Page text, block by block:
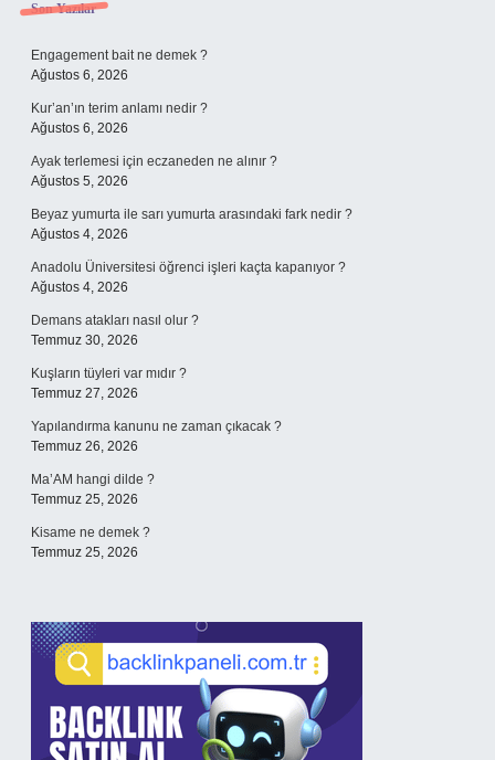
Sidebar
Son Yazılar
Engagement bait ne demek ?
Ağustos 6, 2026
Kur’an’ın terim anlamı nedir ?
Ağustos 6, 2026
Ayak terlemesi için eczaneden ne alınır ?
Ağustos 5, 2026
Beyaz yumurta ile sarı yumurta arasındaki fark nedir ?
Ağustos 4, 2026
Anadolu Üniversitesi öğrenci işleri kaçta kapanıyor ?
Ağustos 4, 2026
Demans atakları nasıl olur ?
Temmuz 30, 2026
Kuşların tüyleri var mıdır ?
Temmuz 27, 2026
Yapılandırma kanunu ne zaman çıkacak ?
Temmuz 26, 2026
Ma’AM hangi dilde ?
Temmuz 25, 2026
Kisame ne demek ?
Temmuz 25, 2026